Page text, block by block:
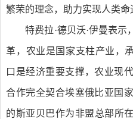
繁荣的理念，助力实现人类命
特费拉·德贝沃·伊曼表
革，农业是国家支柱产业，
口是经济重要支撑，农业现
合作完全契合埃塞俄比亚国
的斯亚贝巴作为非盟总部所